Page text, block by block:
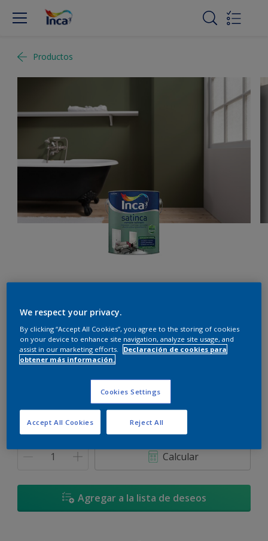
Productos
Araucaria - 10GY 21/119
Cambiar de color
Cantidad Calculadora de pintura
Calcular
Agregar a la lista de deseos
We respect your privacy.
By clicking “Accept All Cookies”, you agree to the storing of cookies
on your device to enhance site navigation, analyze site usage, and
assist in our marketing efforts.
Declaración de cookies para
obtener más información.
Cookies Settings
Reject All
Accept All Cookies